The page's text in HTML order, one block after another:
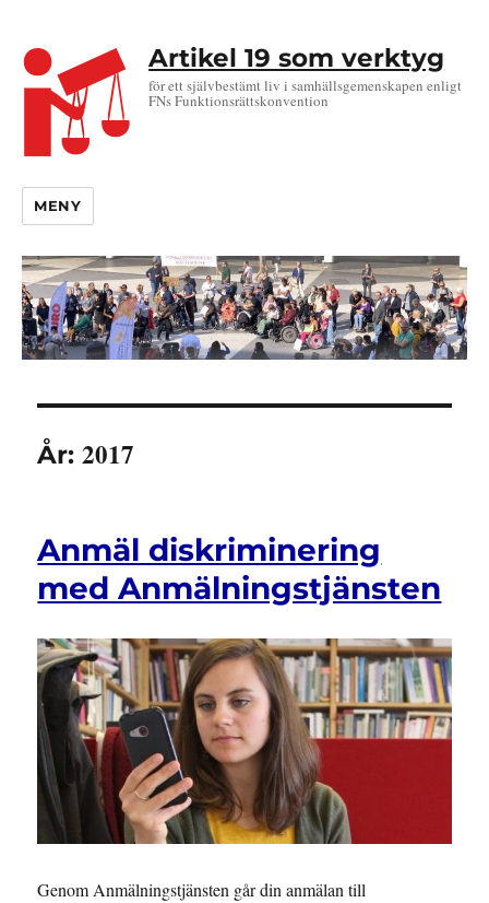
Artikel 19 som verktyg
för ett självbestämt liv i samhällsgemenskapen enligt
FNs Funktionsrättskonvention
MENY
År:2017
Anmäl diskriminering
med Anmälningstjänsten
Genom Anmälningstjänsten går din anmälan till